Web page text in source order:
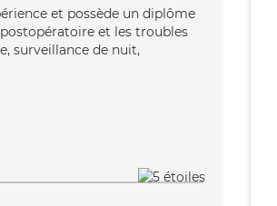
et possède un diplôme
et les troubles
surveillance de nuit,